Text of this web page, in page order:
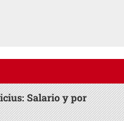
Salario y por